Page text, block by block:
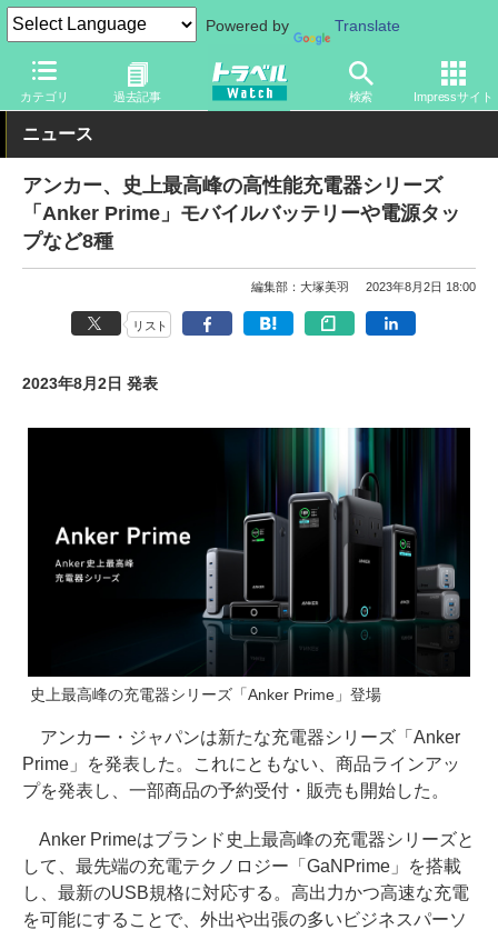
Powered by Translate
カテゴリ 過去記事 検索 Impressサイト
トラベル Watch 旅のアイテム 旅行グッズ 充電器・バッテリー
ニュース
アンカー、史上最高峰の高性能充電器シリーズ
「Anker Prime」モバイルバッテリーや電源タッ
プなど8種
編集部：大塚美羽 2023年8月2日 18:00
リスト
2023年8月2日 発表
史上最高峰の充電器シリーズ「Anker Prime」登場
アンカー・ジャパンは新たな充電器シリーズ「Anker
Prime」を発表した。これにともない、商品ラインアッ
プを発表し、一部商品の予約受付・販売も開始した。
Anker Primeはブランド史上最高峰の充電器シリーズと
して、最先端の充電テクノロジー「GaNPrime」を搭載
し、最新のUSB規格に対応する。高出力かつ高速な充電
を可能にすることで、外出や出張の多いビジネスパーソ